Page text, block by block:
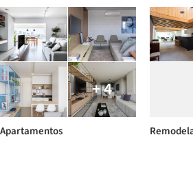
+ 4
Apartamentos